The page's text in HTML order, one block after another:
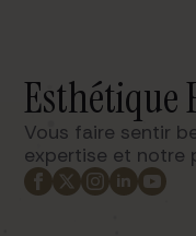
Esthétique
Vous faire sentir
expertise et notre